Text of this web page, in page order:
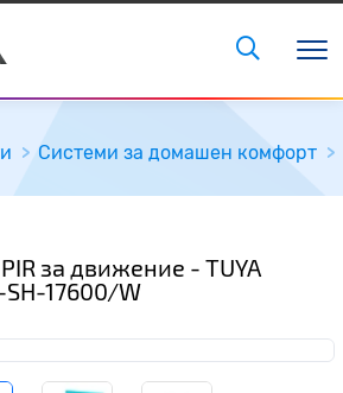
Системи за домашен комфорт
за движение - TUYA
17600/W